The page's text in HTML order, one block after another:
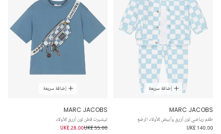
إضافة سريعة
MARC JACOBS
طقم رياضي لون أزرق وأبيض للأولاد الرضع
UK£ 140.00
إضافة سريعة
MARC JACOBS
تيشيرت قطن لون أزرق للأولاد
UK£ 55.00
UK£ 28.00